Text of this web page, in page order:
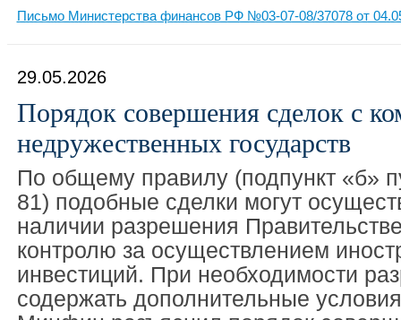
Письмо Министерства финансов РФ №03-07-08/37078 от
29.05.2026
Порядок совершения сделок с
недружественных государств
По общему правилу (подпункт «б»
81) подобные сделки могут
наличии разрешения
контролю за осуществлением
инвестиций. При необходимости
содержать дополнительные